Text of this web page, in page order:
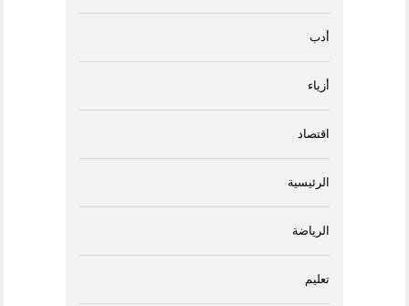
أدب
أزياء
اقتصاد
الرئيسية
الرياضة
تعليم